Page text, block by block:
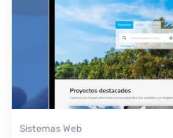
Sistemas Web